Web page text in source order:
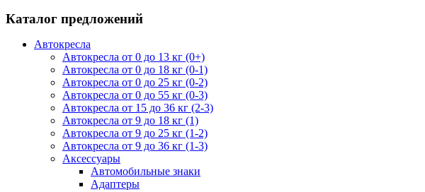
Каталог предложений
Автокресла
Автокресла от 0 до 13 кг (0+)
Автокресла от 0 до 18 кг (0-1)
Автокресла от 0 до 25 кг (0-2)
Автокресла от 0 до 55 кг (0-3)
Автокресла от 15 до 36 кг (2-3)
Автокресла от 9 до 18 кг (1)
Автокресла от 9 до 25 кг (1-2)
Автокресла от 9 до 36 кг (1-3)
Аксессуары
Автомобильные знаки
Адаптеры